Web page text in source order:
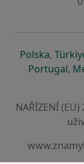
Polskase
,
Portugalse
,
NAŘÍZENÍ